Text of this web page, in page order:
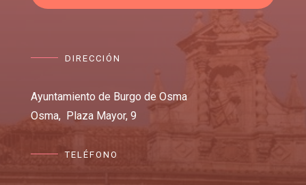
DIRECCIÓN
Ayuntamiento de Burgo de Osma
Osma, Plaza Mayor, 9
TELÉFONO